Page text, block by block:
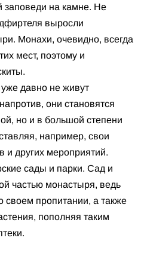
заповеди на камне. Не
выросли
Монахи, очевидно, всегда
мест, поэтому и
давно не живут
они становятся
но и в большой степени
например, свои
и других мероприятий.
сады и парки. Сад и
частью монастыря, ведь
своем пропитании, а также
пополняя таким